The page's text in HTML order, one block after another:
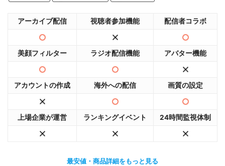
アーカイブ配信 視聴者参加機能 配信者コラボ
美顔フィルター ラジオ配信機能 アバター機能
アカウントの作成 海外への配信 画質の設定
上場企業が運営 ランキングイベント 24時間監視体制
最安値・商品詳細をもっと見る